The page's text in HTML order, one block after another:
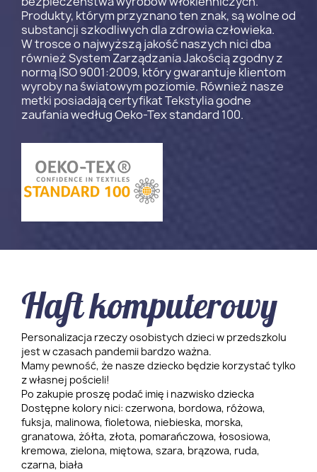
Produkty, którym przyznano ten znak, są wolne od
substancji szkodliwych dla zdrowia człowieka.
W trosce o najwyższą jakość naszych nici dba
również System Zarządzania Jakością zgodny z
normą ISO 9001:2009, który gwarantuje klientom
wyroby na światowym poziomie. Również nasze
metki posiadają certyfikat Tekstylia godne
zaufania według Oeko-Tex standard 100.
Haft komputerowy
Personalizacja rzeczy osobistych dzieci w przedszkolu
jest w czasach pandemii bardzo ważna.
Mamy pewność, że nasze dziecko będzie korzystać tylko
z własnej pościeli!
Po zakupie proszę podać imię i nazwisko dziecka
Dostępne kolory nici: czerwona, bordowa, różowa,
fuksja, malinowa, fioletowa, niebieska, morska,
granatowa, żółta, złota, pomarańczowa, łososiowa,
kremowa, zielona, miętowa, szara, brązowa, ruda,
czarna, biała